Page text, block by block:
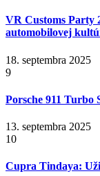
VR Customs Party
automobilovej
18. septembra 2025
9
Porsche 911 Turbo
13. septembra 2025
10
Cupra Tindaya: